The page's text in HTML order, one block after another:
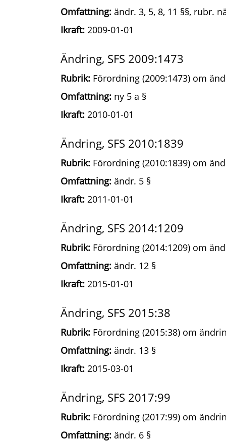
Omfattning: ändr. 3, 5, 8, 11 §§, rubr.
Ikraft: 2009-01-01
Ändring, SFS 2009:1473
Rubrik: Förordning (2009:1473) om
Omfattning: ny 5 a §
Ikraft: 2010-01-01
Ändring, SFS 2010:1839
Rubrik: Förordning (2010:1839) om
Omfattning: ändr. 5 §
Ikraft: 2011-01-01
Ändring, SFS 2014:1209
Rubrik: Förordning (2014:1209) om
Omfattning: ändr. 12 §
Ikraft: 2015-01-01
Ändring, SFS 2015:38
Rubrik: Förordning (2015:38) om
Omfattning: ändr. 13 §
Ikraft: 2015-03-01
Ändring, SFS 2017:99
Rubrik: Förordning (2017:99) om
Omfattning: ändr. 6 §